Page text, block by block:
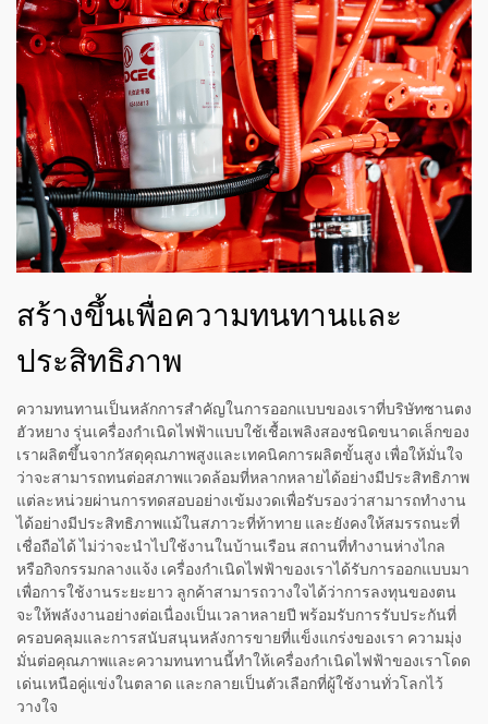
สร้างขึ้นเพื่อความทนทานและ
ประสิทธิภาพ
ความทนทานเป็นหลักการสำคัญในการออกแบบของเราที่บริษัทซานตง
ฮัวหยาง รุ่นเครื่องกำเนิดไฟฟ้าแบบใช้เชื้อเพลิงสองชนิดขนาดเล็กของ
เราผลิตขึ้นจากวัสดุคุณภาพสูงและเทคนิคการผลิตขั้นสูง เพื่อให้มั่นใจ
ว่าจะสามารถทนต่อสภาพแวดล้อมที่หลากหลายได้อย่างมีประสิทธิภาพ
แต่ละหน่วยผ่านการทดสอบอย่างเข้มงวดเพื่อรับรองว่าสามารถทำงาน
ได้อย่างมีประสิทธิภาพแม้ในสภาวะที่ท้าทาย และยังคงให้สมรรถนะที่
เชื่อถือได้ ไม่ว่าจะนำไปใช้งานในบ้านเรือน สถานที่ทำงานห่างไกล
หรือกิจกรรมกลางแจ้ง เครื่องกำเนิดไฟฟ้าของเราได้รับการออกแบบมา
เพื่อการใช้งานระยะยาว ลูกค้าสามารถวางใจได้ว่าการลงทุนของตน
จะให้พลังงานอย่างต่อเนื่องเป็นเวลาหลายปี พร้อมรับการรับประกันที่
ครอบคลุมและการสนับสนุนหลังการขายที่แข็งแกร่งของเรา ความมุ่ง
มั่นต่อคุณภาพและความทนทานนี้ทำให้เครื่องกำเนิดไฟฟ้าของเราโดด
เด่นเหนือคู่แข่งในตลาด และกลายเป็นตัวเลือกที่ผู้ใช้งานทั่วโลกไว้
วางใจ